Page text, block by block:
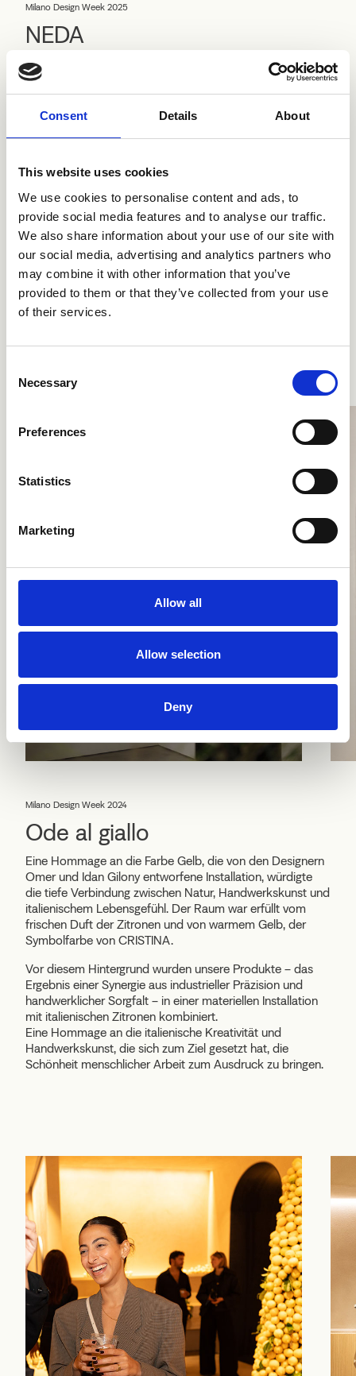
Consent Details About
This website uses cookies
We use cookies to personalise content and ads, to
provide social media features and to analyse our traffic.
We also share information about your use of our site with
our social media, advertising and analytics partners who
may combine it with other information that you’ve
provided to them or that they’ve collected from your use
of their services.
Selection
Necessary
Preferences
Statistics
Marketing
Allow all
Allow selection
Deny
Milano Design Week 2025
NEDA
Die Gestaltung von NEDA in Zusammenarbeit mit Elisa
Ossino Studio präsentiert den neuen Showroom als eine
immersive, von mythologischen Wasserquellen inspirierte
Oase. Ein Sinnesparcours, der geschaffen wurde, um die
zu heißen, die eine tiefe Rückbesinnung auf die Natur
Wassergeräuschen und pflanzlichen Essenzen lud der
Raum zur Ruhe und Besinnung ein und machte das
Wohlbefinden zu einem multisensorischen Erlebnis. Ein
ganzheitliches Konzept, das unsere Produkte nicht als
bloße Gegenstände, sondern als feste Bestandteile des
Alltags in Szene setzt und damit einen bewussten,
umweltbewussten und authentisch italienischen Lebensstil
widerspiegelt.
Ossino
Milano Design Week 2024
Ode al giallo
Eine Hommage an die Farbe Gelb, die von den Designern
Omer und Idan Gilony entworfene Installation, würdigte
die tiefe Verbindung zwischen Natur, Handwerkskunst und
italienischem Lebensgefühl. Der Raum war erfüllt vom
frischen Duft der Zitronen und von warmem Gelb, der
Symbolfarbe von CRISTINA.
Vor diesem Hintergrund wurden unsere Produkte – das
Ergebnis einer Synergie aus industrieller Präzision und
handwerklicher Sorgfalt – in einer materiellen Installation
mit italienischen Zitronen kombiniert.
Eine Hommage an die italienische Kreativität und
Handwerkskunst, die sich zum Ziel gesetzt hat, die
Schönheit menschlicher Arbeit zum Ausdruck zu bringen.